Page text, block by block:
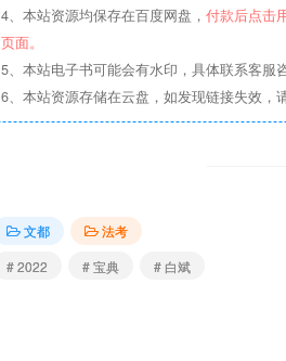
4、本站资源均保存在百度网盘， 付款后点击
页面。
5、本站电子书可能会有水印，具体联系客服
6、本站资源存储在云盘，如发现链接失效，
文都
法考
# 2022
# 宝典 # 白斌